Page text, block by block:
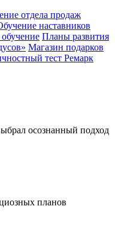
отдела продаж
наставников
Планы развития
Магазин подарков
тест Ремарк
осознанный подход
планов